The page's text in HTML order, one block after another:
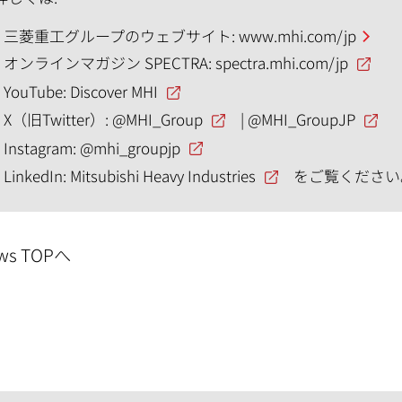
三菱重工グループのウェブサイト: www.mhi.com/jp
オンラインマガジン SPECTRA: spectra.mhi.com/jp
YouTube: Discover MHI
X（旧Twitter）: @MHI_Group | @MHI_GroupJP
Instagram: @mhi_groupjp
LinkedIn: Mitsubishi Heavy Industries をご覧くださ
TOPへ